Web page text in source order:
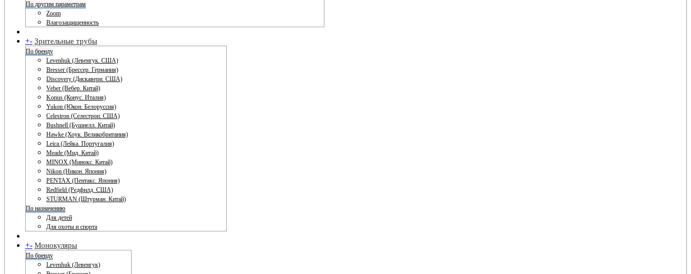
По другим параметрам
Zoom
Влагозащищенность
+- Зрительные трубы
По бренду
Levenhuk (Левенгук. США)
Bresser (Брессер. Германия)
Discovery (Дискавери. США)
Veber (Вебер. Китай)
Konus (Конус. Италия)
Yukon (Юкон. Белоруссия)
Celestron (Селестрон. США)
Bushnell (Бушнелл. Китай)
Hawke (Хоук. Великобритания)
Leica (Лейка. Португалия)
Meade (Мид. Китай)
MINOX (Минокс. Китай)
Nikon (Никон. Япония)
PENTAX (Пентакс. Япония)
Redfield (Редфилд. США)
STURMAN (Штурман. Китай)
По назначению
Для детей
Для охоты и спорта
+- Монокуляры
По бренду
Levenhuk (Левенгук)